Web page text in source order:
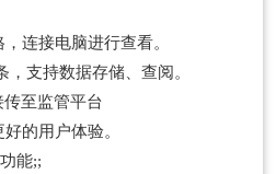
连接电脑进行查看。
支持数据存储、查阅。
至监管平台
的用户体验。
能;;